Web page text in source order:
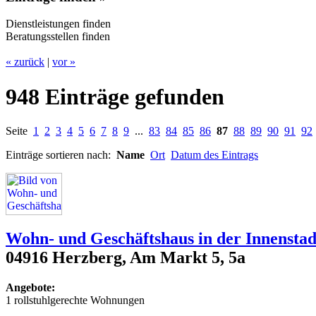
Dienstleistungen finden
Beratungsstellen finden
« zurück | vor »
948 Einträge gefunden
Seite 1 2 3 4 5 6 7 8 9 ... 83 84 85 86 87 88 89 90 91 92
Einträge sortieren nach: Name Ort Datum des Eintrags
Wohn- und Geschäftshaus in der
04916 Herzberg, Am Markt 5, 5a
Angebote:
1 rollstuhlgerechte Wohnungen